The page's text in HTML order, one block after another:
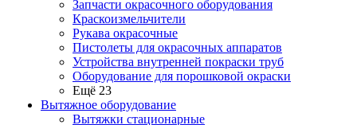
Запчасти окрасочного оборудования
Краскоизмельчители
Рукава окрасочные
Пистолеты для окрасочных аппаратов
Устройства внутренней покраски труб
Оборудование для порошковой окраски
Ещё 23
Вытяжное оборудование
Вытяжки стационарные